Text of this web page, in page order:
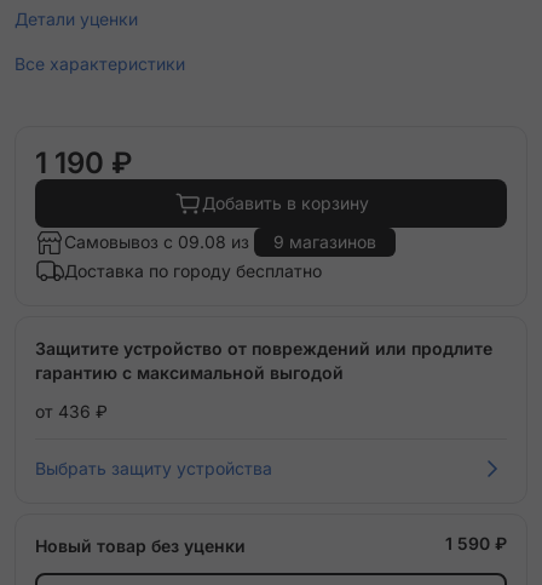
Детали уценки
Все характеристики
1 190 ₽
Добавить в корзину
Самовывоз с 09.08 из
9 магазинов
Доставка по городу бесплатно
Защитите устройство от повреждений или продлите
гарантию с максимальной выгодой
от 436 ₽
Выбрать защиту устройства
Новый товар без уценки 1 590 ₽